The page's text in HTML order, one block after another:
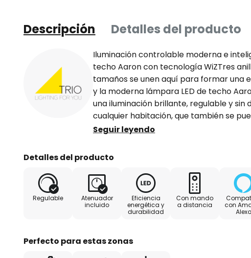
Descripción Detalles del producto
Iluminación controlable moderna e
techo Aaron con tecnología WiZTres
tamaños se unen aquí para formar una
y la moderna lámpara LED de techo
una iluminación brillante, regulable y sin
cualquier habitación, que también se
del mando a distancia suministrado, una
mando a distancia por infrarrojos WiZ
asistentes de voz Amazon Alexa o
a través de la app, el mando a distancia
integrado en la luminaria- blanco cálido
(6.000 K) - cambio de color RGBW-
Seguir leyendo
Detalles del producto
Regulable
Atenuador
incluido
Eficiencia
energética y
durabilidad
Con mando
a distancia
con
Alexa
Perfecto para estas zonas